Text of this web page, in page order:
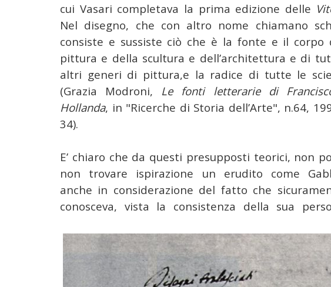
cui Vasari completava la prima edizione delle
Nel disegno, che con altro nome chiamano
consiste e sussiste ciò che è la fonte e il corpo
pittura e della scultura e dell’architettura e di
altri generi di pittura,e la radice di tutte le
(Grazia Modroni, Le fonti letterarie di
Hollanda, in "Ricerche di Storia dell’Arte", n.64,
34).
E’ chiaro che da questi presupposti teorici, non
non trovare ispirazione un erudito come
anche in considerazione del fatto che
conosceva, vista la consistenza della sua